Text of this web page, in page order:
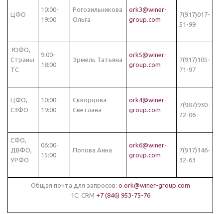
ЦФО
10:00-
19:00
Рогозильникова
Ольга
ork3@winer-
group.com
7(917)017-
51-99
ЮФО,
Страны
ТС
9:00-
18:00
Эрмель Татьяна
ork5@winer-
group.com
7(917)105-
71-97
ЦФО,
СЗФО
10:00-
19:00
Скворцова
Светлана
ork4@winer-
group.com
7(987)930-
22-06
СФО,
ДВФО,
УРФО
06:00-
15:00
Попова Анна
ork6@winer-
group.com
7(917)146-
32-63
Общая почта для запросов: o.ork@winer-group.com
1С: CRM +7 (846) 953-75-76